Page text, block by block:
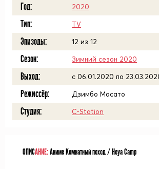
Год: 2020
Тип: TV
Эпизоды: 12 из 12
Сезон: Зимний сезон 2020
Выход: c 06.01.2020 по
Режиссёр: Дзимбо Масато
Студия: C-Station
ОПИСАНИЕ:Аниме Комнатный поход / Heya Camp